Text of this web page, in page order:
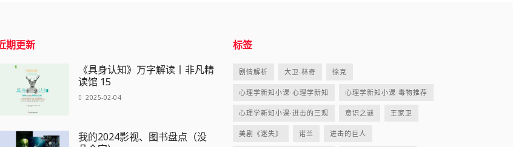
期更新
《具身认知》万字解读丨非凡精
读馆 15
2025-02-04
我的2024影视、图书盘点（没
标签
剧情解析 大卫·林奇 徐克
心理学新知小课·心理学新知 心理学新知小课·毒物推荐
心理学新知小课·进击的三观 意识之谜 王家卫
美剧《迷失》 诺兰 进击的巨人